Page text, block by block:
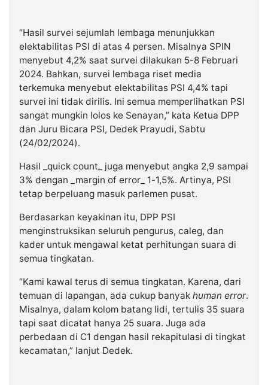
“Hasil survei sejumlah lembaga menunjukkan
elektabilitas PSI di atas 4 persen. Misalnya SPIN
menyebut 4,2% saat survei dilakukan 5-8 Februari
2024. Bahkan, survei lembaga riset media
terkemuka menyebut elektabilitas PSI 4,4% tapi
survei ini tidak dirilis. Ini semua memperlihatkan PSI
sangat mungkin lolos ke Senayan,” kata Ketua DPP
dan Juru Bicara PSI, Dedek Prayudi, Sabtu
(24/02/2024).
Hasil _quick count_ juga menyebut angka 2,9 sampai
3% dengan _margin of error_ 1-1,5%. Artinya, PSI
tetap berpeluang masuk parlemen pusat.
Berdasarkan keyakinan itu, DPP PSI
menginstruksikan seluruh pengurus, caleg, dan
kader untuk mengawal ketat perhitungan suara di
semua tingkatan.
“Kami kawal terus di semua tingkatan. Karena, dari
temuan di lapangan, ada cukup banyak human error.
Misalnya, dalam kolom batang lidi, tertulis 35 suara
tapi saat dicatat hanya 25 suara. Juga ada
perbedaan di C1 dengan hasil rekapitulasi di tingkat
kecamatan,” lanjut Dedek.